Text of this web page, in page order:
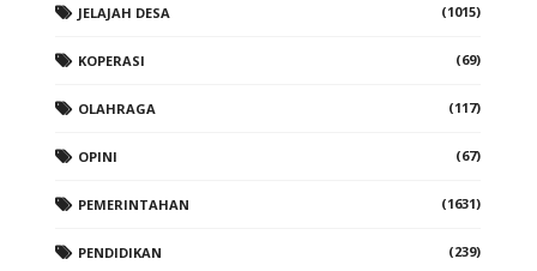
JELAJAH DESA (1015)
KOPERASI (69)
OLAHRAGA (117)
OPINI (67)
PEMERINTAHAN (1631)
PENDIDIKAN (239)